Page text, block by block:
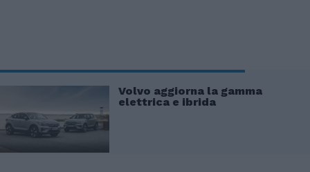
Volvo aggiorna la gamma
elettrica e ibrida